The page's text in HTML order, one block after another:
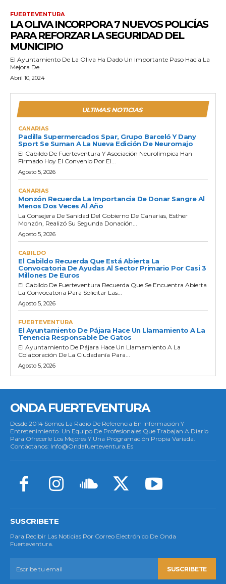
FUERTEVENTURA
LA OLIVA INCORPORA 7 NUEVOS POLICÍAS
PARA REFORZAR LA SEGURIDAD DEL
MUNICIPIO
El Ayuntamiento De La Oliva Ha Dado Un Importante Paso Hacia La
Mejora De...
Abril 10, 2024
ULTIMAS NOTICIAS
CANARIAS
Padilla Supermercados Spar, Grupo Barceló Y Dany
Sport Se Suman A La Nueva Edición De Neuromajo
El Cabildo De Fuerteventura Y Asociación Neurolímpica Han
Firmado Hoy El Convenio Por El...
Agosto 5, 2026
CANARIAS
Monzón Recuerda La Importancia De Donar Sangre Al
Menos Dos Veces Al Año
La Consejera De Sanidad Del Gobierno De Canarias, Esther
Monzón, Realizó Su Segunda Donación...
Agosto 5, 2026
CABILDO
El Cabildo Recuerda Que Está Abierta La
Convocatoria De Ayudas Al Sector Primario Por Casi 3
Millones De Euros
El Cabildo De Fuerteventura Recuerda Que Se Encuentra Abierta
La Convocatoria Para Solicitar Las...
Agosto 5, 2026
FUERTEVENTURA
El Ayuntamiento De Pájara Hace Un Llamamiento A La
Tenencia Responsable De Gatos
El Ayuntamiento De Pájara Hace Un Llamamiento A La
Colaboración De La Ciudadanía Para...
Agosto 5, 2026
ONDA FUERTEVENTURA
Desde 2014 Somos La Radio De Referencia En Información Y
Entretenimiento. Un Equipo De Profesionales Que Trabajan A Diario
Para Ofrecerle Los Mejores Y Una Programación Propia Variada.
Contáctanos: Info@ondafuerteventura.es
SUSCRIBETE
Para Recibir Las Noticias Por Correo Electrónico De Onda
Fuerteventura.
SUSCRIBETE